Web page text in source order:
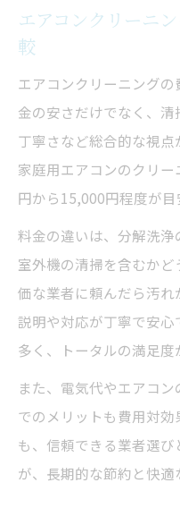
エアコンクリーニ
較
エアコンクリーニング
金の安さだけでなく、
丁寧さなど総合的な視
家庭用エアコンのクリ
円から15,000円程度が目
料金の違いは、分解洗浄
室外機の清掃を含むか
価な業者に頼んだら汚
説明や対応が丁寧で安
多く、トータルの満足度
また、電気代やエアコ
でのメリットも費用対
も、信頼できる業者選
が、長期的な節約と快適